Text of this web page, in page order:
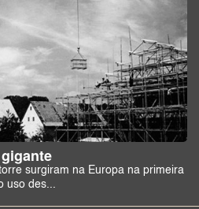
surgiram na Europa na primeira
uso des...